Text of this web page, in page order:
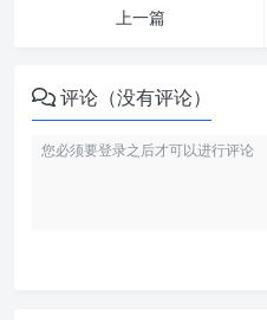
上一篇
评论（没有评论）